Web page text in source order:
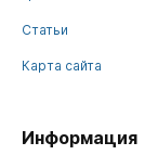
Статьи
Карта сайта
Информация